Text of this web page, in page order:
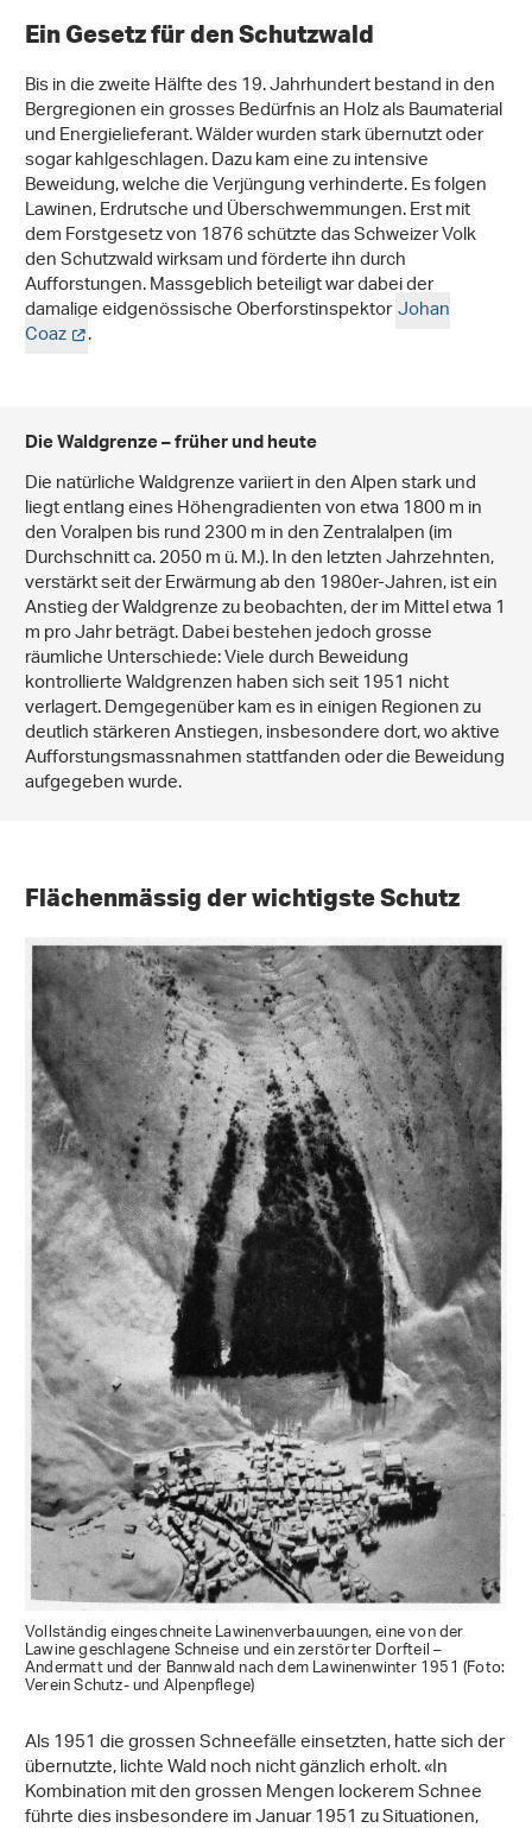
Ein Gesetz für den Schutzwald
Bis in die zweite Hälfte des 19. Jahrhundert bestand in den
Bergregionen ein grosses Bedürfnis an Holz als Baumaterial
und Energielieferant. Wälder wurden stark übernutzt oder
sogar kahlgeschlagen. Dazu kam eine zu intensive
Beweidung, welche die Verjüngung verhinderte. Es folgen
Lawinen, Erdrutsche und Überschwemmungen. Erst mit
dem Forstgesetz von 1876 schützte das Schweizer Volk
den Schutzwald wirksam und förderte ihn durch
Aufforstungen. Massgeblich beteiligt war dabei der
damalige eidgenössische OberforstinspektorJohan
Coaz .
Die Waldgrenze – früher und heute
Die natürliche Waldgrenze variiert in den Alpen stark und
liegt entlang eines Höhengradienten von etwa 1800 m in
den Voralpen bis rund 2300 m in den Zentralalpen (im
Durchschnitt ca. 2050 m ü. M.). In den letzten Jahrzehnten,
verstärkt seit der Erwärmung ab den 1980er-Jahren, ist ein
Anstieg der Waldgrenze zu beobachten, der im Mittel etwa 1
m pro Jahr beträgt. Dabei bestehen jedoch grosse
räumliche Unterschiede: Viele durch Beweidung
kontrollierte Waldgrenzen haben sich seit 1951 nicht
verlagert. Demgegenüber kam es in einigen Regionen zu
deutlich stärkeren Anstiegen, insbesondere dort, wo aktive
Aufforstungsmassnahmen stattfanden oder die Beweidung
aufgegeben wurde.
Flächenmässig der wichtigste Schutz
Vollständig eingeschneite Lawinenverbauungen, eine von der
Lawine geschlagene Schneise und ein zerstörter Dorfteil –
Andermatt und der Bannwald nach dem Lawinenwinter 1951 (Foto:
Verein Schutz- und Alpenpflege)
Als 1951 die grossen Schneefälle einsetzten, hatte sich der
übernutzte, lichte Wald noch nicht gänzlich erholt. «In
Kombination mit den grossen Mengen lockerem Schnee
führte dies insbesondere im Januar 1951 zu Situationen,